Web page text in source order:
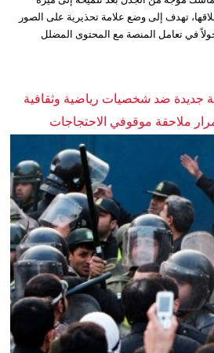
تهدف إلى وضع علامة تحذيرية على الصور
في تعامل المنصة مع المحتوى المضلل
جديدة ضد شخصيات رياضية وثقافية
ملاحقة موقوفي الاحتجاجات